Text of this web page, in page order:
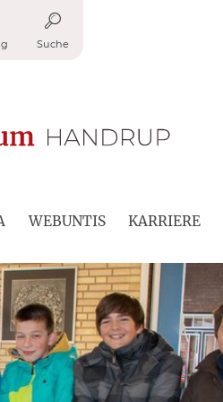
Suche
WEBUNTIS KARRIERE